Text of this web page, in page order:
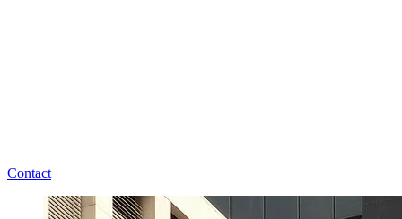
Contact